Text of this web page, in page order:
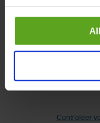
Controleer